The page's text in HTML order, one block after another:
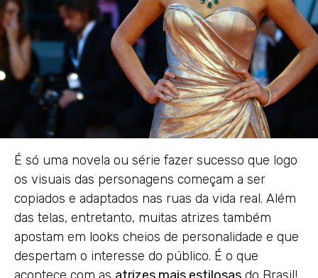
É só uma novela ou série fazer sucesso que logo
os visuais das personagens começam a ser
copiados e adaptados nas ruas da vida real. Além
das telas, entretanto, muitas atrizes também
apostam em looks cheios de personalidade e que
despertam o interesse do público. É o que